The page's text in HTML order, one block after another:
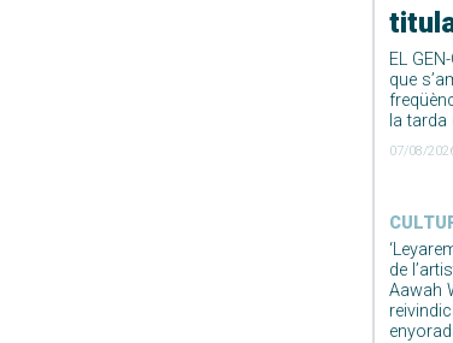
EL
que
la tarda
07/08/
de
Aawah